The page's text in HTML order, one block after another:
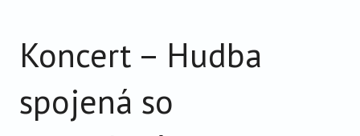
VAJNORSKÝ ORNAMENT
VAJNORSKÝ ŽIVOT
Z HISTÓRIE
Koncert – Hudba
spojená so